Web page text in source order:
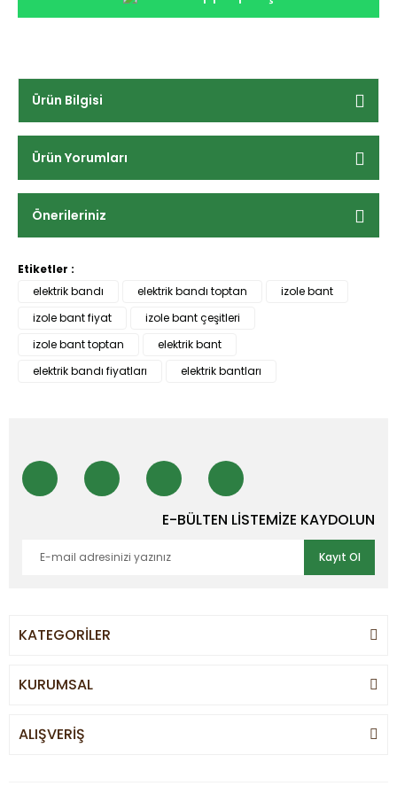
Ürün Bilgisi
Ürün Yorumları
Önerileriniz
Etiketler :
elektrik bandı
elektrik bandı toptan
izole bant
izole bant fiyat
izole bant çeşitleri
izole bant toptan
elektrik bant
elektrik bandı fiyatları
elektrik bantları
E-BÜLTEN LİSTEMİZE KAYDOLUN
Kayıt Ol
KATEGORİLER
KURUMSAL
ALIŞVERİŞ